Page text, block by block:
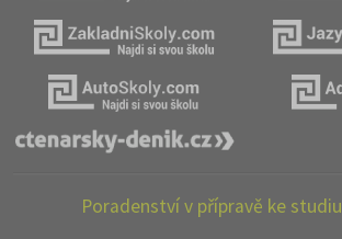
Poradenství v přípravě ke studiu